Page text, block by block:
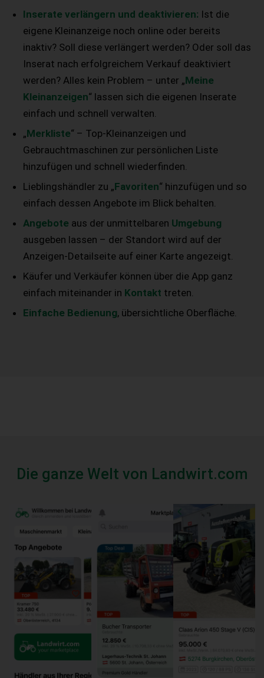
Inserate verlängern und deaktivieren: Ist die
eigene Kleinanzeige noch online oder bereits
inaktiv? Soll diese verlängert werden? Oder soll das
Inserat nach erfolgreichem Verkauf deaktiviert
werden? Alles kein Problem – unter „Meine
Kleinanzeigen“ lassen sich die eigenen Inserate
einfach und schnell verwalten.
„Merkliste“ – Top-Kleinanzeigen und
Gebrauchtmaschinen zur persönlichen Liste
hinzufügen und schnell wiederfinden.
Lieblingshändler zu „Favoriten“ hinzufügen und so
einfach dessen Angebote im Blick behalten.
Angebote aus der unmittelbaren Umgebung
ausgeben lassen – der Standort wird auf der
Anzeigen-Detailseite auf einer Karte angezeigt.
Käufer und Verkäufer können über die App ganz
einfach miteinander in Kontakt treten.
Einfache Bedienung, übersichtliche Oberfläche.
Die ganze Welt von Landwirt.com